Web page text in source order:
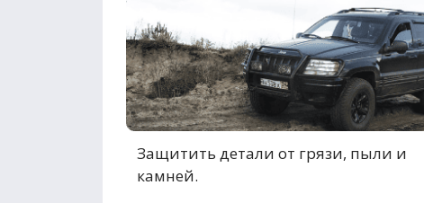
Защитить детали от грязи, пыли и
камней.